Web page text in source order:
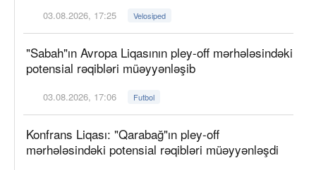
03.08.2026, 17:25 Velosiped
"Sabah"ın Avropa Liqasının pley-off mərhələsindəki
potensial rəqibləri müəyyənləşib
03.08.2026, 17:06 Futbol
Konfrans Liqası: "Qarabağ"ın pley-off
mərhələsindəki potensial rəqibləri müəyyənləşdi